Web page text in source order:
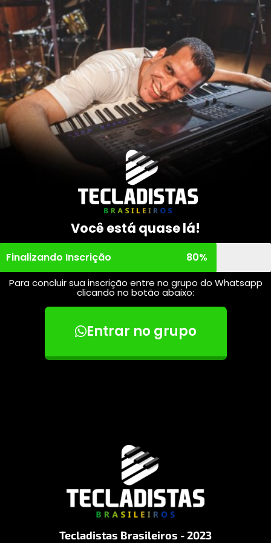
Você está quase lá!
Finalizando Inscrição 80%
Para concluir sua inscrição entre no grupo do Whatsapp
clicando no botão abaixo:
Entrar no grupo
Tecladistas Brasileiros - 2023